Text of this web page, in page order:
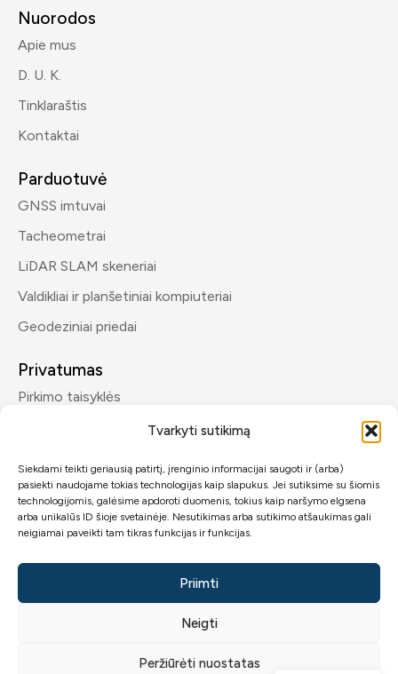
Tvarkyti sutikimą
Siekdami teikti geriausią patirtį, įrenginio informacijai saugoti ir (arba)
pasiekti naudojame tokias technologijas kaip slapukus. Jei sutiksime su šiomis
technologijomis, galėsime apdoroti duomenis, tokius kaip naršymo elgsena
arba unikalūs ID šioje svetainėje. Nesutikimas arba sutikimo atšaukimas gali
neigiamai paveikti tam tikras funkcijas ir funkcijas.
Priimti
Neigti
Peržiūrėti nuostatas
Nuorodos
Apie mus
D. U. K.
Tinklaraštis
Kontaktai
Parduotuvė
GNSS imtuvai
Tacheometrai
LiDAR SLAM skeneriai
Valdikliai ir planšetiniai kompiuteriai
Geodeziniai priedai
Privatumas
Pirkimo taisyklės
Kontaktai
info@geomp.lt
+370 600 89432